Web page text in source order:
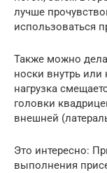
лучше
использоваться
Также можно
носки внутрь или
нагрузка
головки
внешней
Это интересно:
выполнения